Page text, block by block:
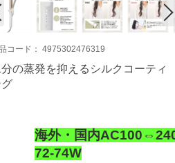
コード： 4975302476319
の蒸発を抑えるシルクコーティ
グ
海外・国内
72-74W